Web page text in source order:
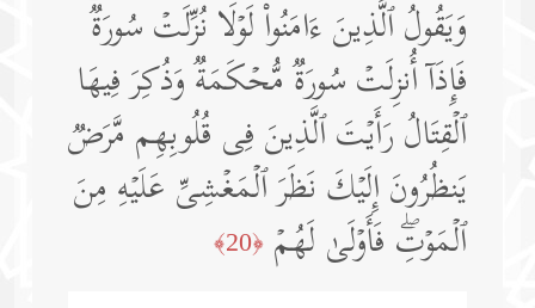
وَیَقُولُ ٱلَّذِینَ ءَامَنُوا۟ لَوۡلَا نُزِّلَتۡ سُورَةࣱۖ
فَإِذَاۤ أُنزِلَتۡ سُورَةࣱ مُّحۡكَمَةࣱ وَذُكِرَ فِیهَا
ٱلۡقِتَالُ رَأَیۡتَ ٱلَّذِینَ فِی قُلُوبِهِم مَّرَضࣱ
یَنظُرُونَ إِلَیۡكَ نَظَرَ ٱلۡمَغۡشِیِّ عَلَیۡهِ مِنَ
ٱلۡمَوۡتِۖ فَأَوۡلَىٰ لَهُمۡ ﴿20﴾